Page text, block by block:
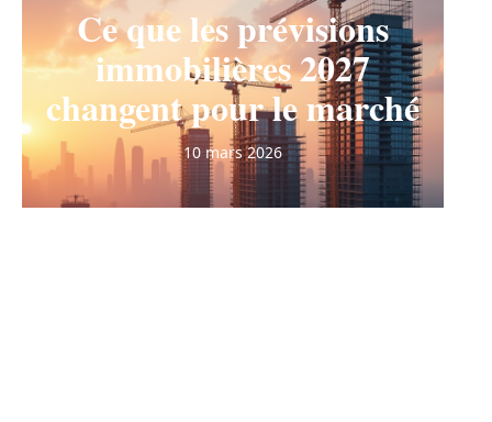
Ce que les prévisions
immobilières 2027
changent pour le marché
10 mars 2026